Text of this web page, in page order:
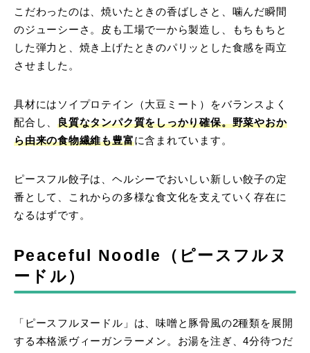
こだわったのは、焼いたときの香ばしさと、噛んだ瞬間
のジューシーさ。皮も工場で一から製造し、もちもちと
した弾力と、焼き上げたときのパリッとした食感を両立
させました。
具材にはソイプロテイン（大豆ミート）をバランスよく
配合し、良質なタンパク質をしっかり確保。野菜やおか
ら由来の食物繊維も豊富に含まれています。
ピースフル餃子は、ヘルシーでおいしい新しい餃子の定
番として、これからの多様な食文化を支えていく存在に
なるはずです。
Peaceful Noodle（ピースフルヌ
ードル）
「ピースフルヌードル」は、味噌と豚骨風の2種類を展開
する本格派ヴィーガンラーメン。お湯を注ぎ、4分待つだ